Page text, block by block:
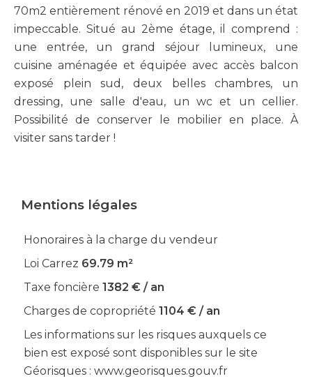
70m2 entièrement rénové en 2019 et dans un état
impeccable. Situé au 2ème étage, il comprend :
une entrée, un grand séjour lumineux, une
cuisine aménagée et équipée avec accès balcon
exposé plein sud, deux belles chambres, un
dressing, une salle d'eau, un wc et un cellier.
Possibilité de conserver le mobilier en place. À
visiter sans tarder !
Mentions légales
Honoraires à la charge du vendeur
Loi Carrez 69.79 m²
Taxe foncière 1382 € / an
Charges de copropriété 1104 € / an
Les informations sur les risques auxquels ce
bien est exposé sont disponibles sur le site
Géorisques : www.georisques.gouv.fr